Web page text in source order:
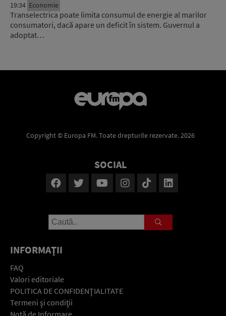
19:34 Economie
Transelectrica poate limita consumul de energie al marilor
consumatori, dacă apare un deficit în sistem. Guvernul a
adoptat…
Copyright © Europa FM. Toate drepturile rezervate. 2026
SOCIAL
INFORMAŢII
FAQ
Valori editoriale
POLITICA DE CONFIDENŢIALITATE
Termeni şi condiţii